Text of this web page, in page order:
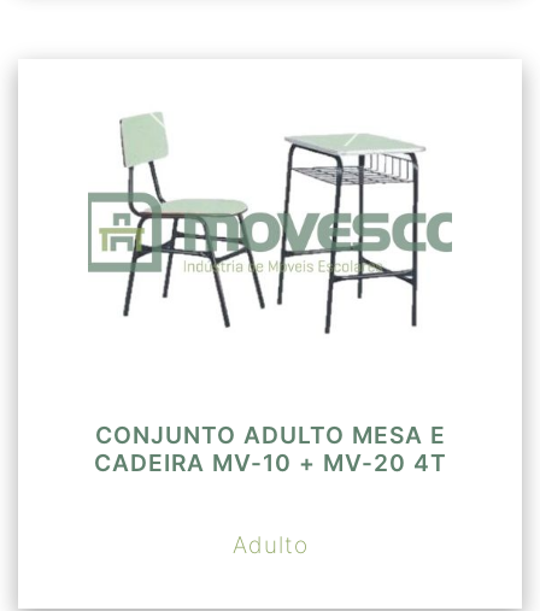
CONJUNTO ADULTO MESA E
CADEIRA MV-10 + MV-20 4T
Adulto